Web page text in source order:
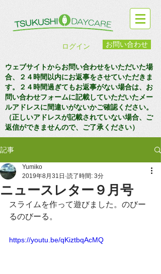
お問い合わせ
ログイン
ウェブサイトからお問い合わせをいただいた場
合、２４時間以内にお返事をさせていただきま
す。２４時間過ぎてもお返事がない場合は、お
問い合わせフォームに記載していただいたメー
ルアドレスに間違いがないかご確認ください。
（正しいアドレスが記載されていない場合、ご
返信ができませんので、ご了承ください）
記事
ニュースレター９月号
Yumiko
2019年8月31日 読了時間: 3分
スライムを作って遊びました。のびー
るのびーる。
https://youtu.be/qKiztbqAcMQ